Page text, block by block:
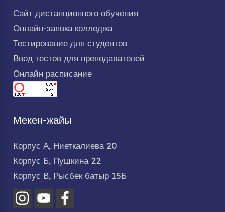
Сайт дистанционного обучения
Онлайн-заявка колледжа
Тестирование для студентов
Ввод тестов для преподавателей
Онлайн расписание
Мекен-жайы
Корпус А, Ниеткалиева 20
Корпус Б, Пушкина 22
Корпус В, Рысбек батыр 15Б